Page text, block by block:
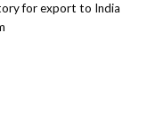
for export to India